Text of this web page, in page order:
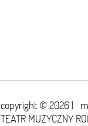
copyright © 2026 |
TEATR MUZYCZNY